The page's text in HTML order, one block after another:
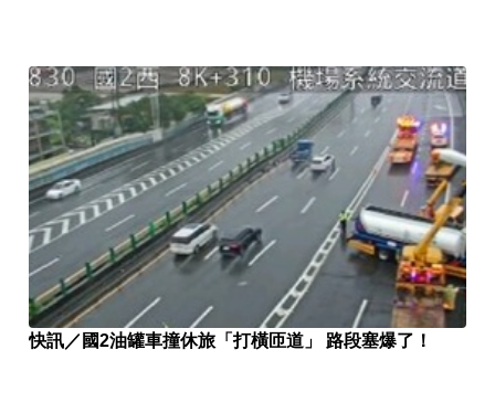
快訊／國2油罐車撞休旅「打橫匝道」 路段塞爆了！